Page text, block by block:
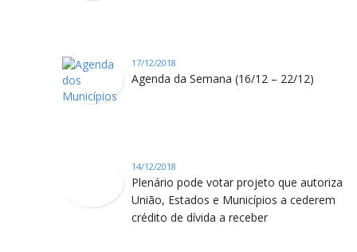
17/12/2018
Agenda da Semana (16/12 – 22/12)
14/12/2018
Plenário pode votar projeto que autoriza
União, Estados e Municípios a cederem
crédito de dívida a receber